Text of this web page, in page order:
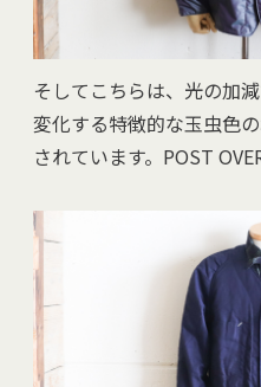
そしてこちらは、光の加
変化する特徴的な玉虫色
されています。POST